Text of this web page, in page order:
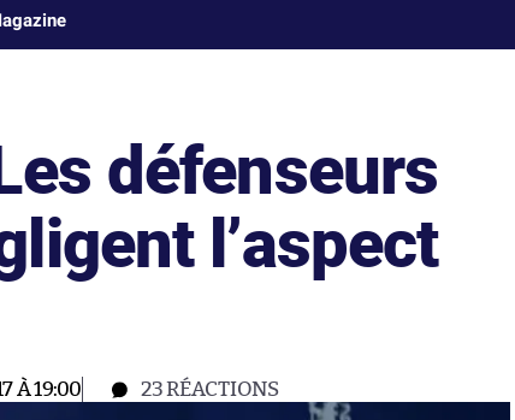
défenseurs
l’aspect
À 19:00 23RÉACTIONS